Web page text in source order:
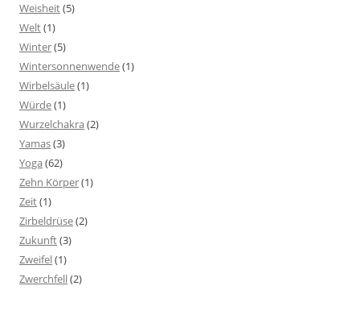
Weisheit(5)
Welt(1)
Winter(5)
Wintersonnenwende(1)
Wirbelsäule(1)
Würde(1)
Wurzelchakra(2)
Yamas(3)
Yoga(62)
Zehn Körper(1)
Zeit(1)
Zirbeldrüse(2)
Zukunft(3)
Zweifel(1)
Zwerchfell(2)